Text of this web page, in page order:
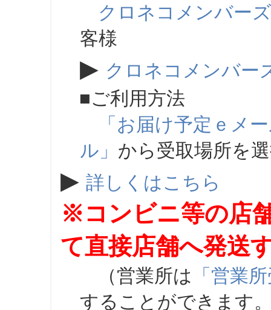
クロネコメンバーズ
客様
▶ クロネコメンバー
■ご利用方法
「お届け予定ｅメ
ル」 から受取場所を
▶ 詳しくはこちら
※コンビニ等の店
て直接店舗へ発送
（営業所は 「営業
することができます